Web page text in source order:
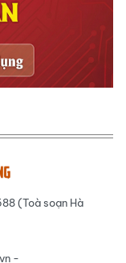
(Toà soạn Hà
-